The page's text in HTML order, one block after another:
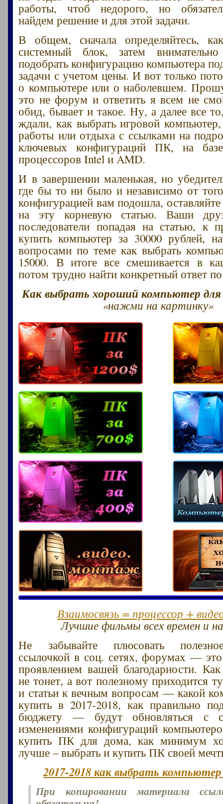
работы, чтоб недорого, но
найдем решение и для этой задачи.
В общем, сначала определяйтесь,
системный блок, затем
подобрать конфигурацию компьютера
задачи с учетом цены. И вот только
о компьютере или о наболевшем.
это не форум и ответить я всем не
обид, бывает и такое. Ну, а далее все
ждали, как выбрать игровой
работы или отдыха с ссылками на
ключевых конфигураций ПК, на
процессоров Intel и AMD.
И в завершении маленькая, но
где бы то ни было и независимо от того
конфигурацией вам подошла,
на эту корневую статью. Ваши
последователи попадая на статью, к
купить компьютер за 30000 рублей,
вопросами по теме как выбрать
15000. В итоге все смешивается в
потом трудно найти конкретный ответ
Как выбрать хороший компьютер для
«нажми на картинку»
Взаимосвязь = процессор +
Лучшие фильмы всех времен и
Не забывайте плюсовать
ссылочкой в соц. сетях, форумах —
проявлением вашей благодарности.
не тонет, а вот полезному приходится
и статьи к вечным вопросам — какой
купить в 2017-2018, как правильно
бюджету — будут обновляться с
изменениями конфигураций
купить ПК для дома, как минимум
лучше – выбрать и купить ПК своей
2017-2018 как выбрать
При копировании материала